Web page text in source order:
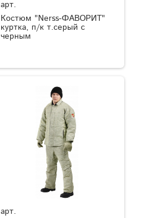
арт.
Костюм "Nerss-ФАВОРИТ"
куртка, п/к т.серый с
черным
арт.